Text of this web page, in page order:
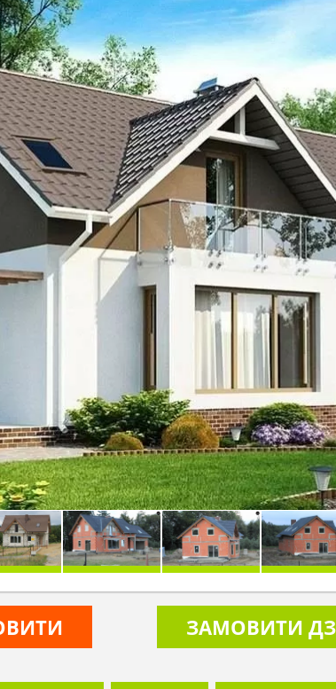
ЗАМОВИТИ